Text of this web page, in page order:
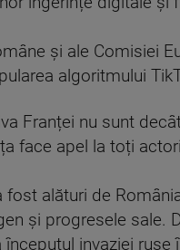
și ale Comisiei
algoritmului
Franței nu sunt
face apel la toți
alături de
și progresele sale.
invaziei ruse